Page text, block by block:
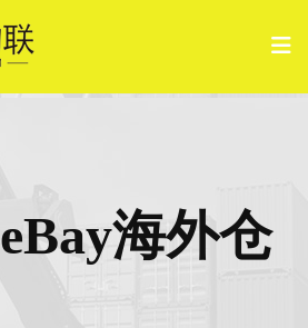
eBay海外仓